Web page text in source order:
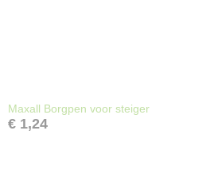
Maxall Borgpen voor steiger
€ 1,24